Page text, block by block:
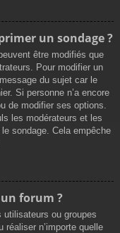
un sondage ?
être modifiés que
Pour modifier un
du sujet car le
Si personne n’a encore
de modifier ses options.
les modérateurs et les
sondage. Cela empêche
forum ?
ou groupes
réaliser n’importe quelle